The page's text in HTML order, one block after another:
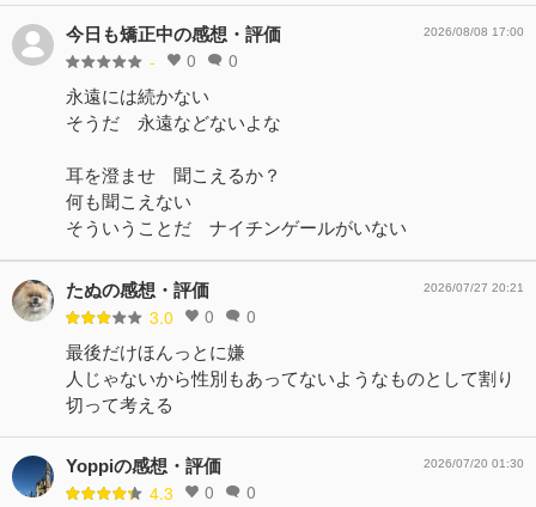
今日も矯正中の感想・評価
- 0 0
2026/08/08 17:00
永遠には続かない
そうだ 永遠などないよな
耳を澄ませ 聞こえるか？
何も聞こえない
そういうことだ ナイチンゲールがいない
たぬの感想・評価
3.0 0 0
2026/07/27 20:21
最後だけほんっとに嫌
人じゃないから性別もあってないようなものとして割り
切って考える
Yoppiの感想・評価
4.3 0 0
2026/07/20 01:30